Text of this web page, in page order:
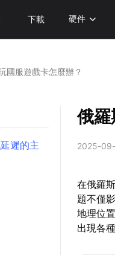
下載 硬件
國服遊戲卡怎麼辦？
遲的主
俄羅
2025-
在俄羅
題不僅
地理位
出現各